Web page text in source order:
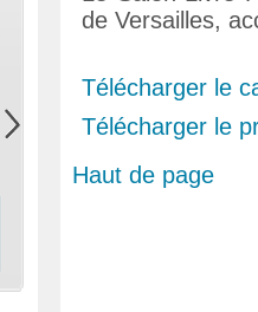
de Versailles,
Télécharger le
Télécharger le
Haut de page